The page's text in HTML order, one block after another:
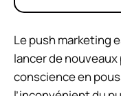
Le push marketing
lancer de
conscience en